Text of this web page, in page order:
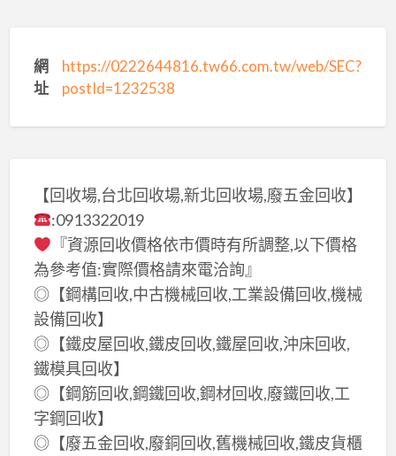
網
址
https://0222644816.tw66.com.tw/web/SEC?
postId=1232538
【回收場,台北回收場,新北回收場,廢五金回收】
:0913322019
『資源回收價格依市價時有所調整,以下價格
為參考值:實際價格請來電洽詢』
◎【鋼構回收,中古機械回收,工業設備回收,機械
設備回收】
◎【鐵皮屋回收,鐵皮回收,鐵屋回收,沖床回收,
鐵模具回收】
◎【鋼筋回收,鋼鐵回收,鋼材回收,廢鐵回收,工
字鋼回收】
◎【廢五金回收,廢銅回收,舊機械回收,鐵皮貨櫃